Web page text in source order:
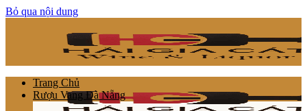
Bỏ qua nội dung
Trang Chủ
Rượu Vang Đà Nẵng